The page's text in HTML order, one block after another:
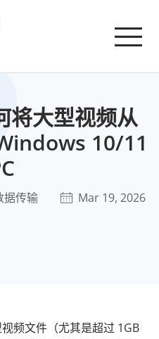
将大型视频从
10/11
据传输 Mar 19, 2026
频文件（尤其是超过 1GB